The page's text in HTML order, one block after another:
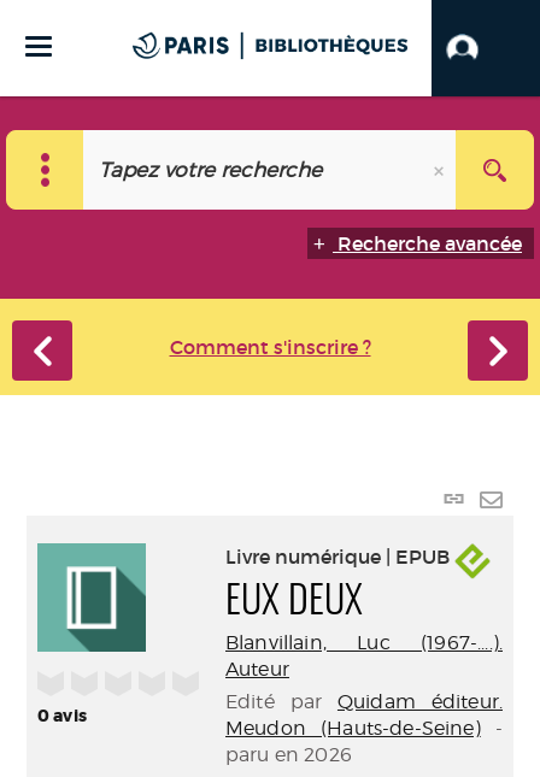
Recherche avancée
Comment s'inscrire ?
Lien
0avis
Livre numérique | EPUB
EUX DEUX
Blanvillain, Luc (1967-....).
Auteur
Edité par Quidam éditeur.
Meudon (Hauts-de-Seine)-
paru en 2026